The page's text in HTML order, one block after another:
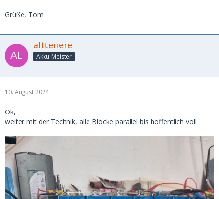
Grüße, Tom
alttenere
Akku-Meister
10. August 2024
Ok,
weiter mit der Technik, alle Blöcke parallel bis hoffentlich voll